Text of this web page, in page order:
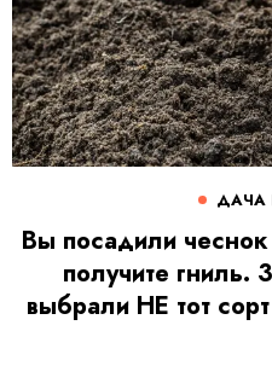
ДАЧА
Вы посадили
получите гниль.
выбрали НЕ тот